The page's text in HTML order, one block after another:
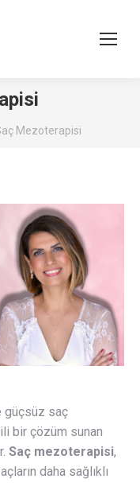
Mezoterapisi
güçsüz saç
bir çözüm sunan
Saç mezoterapisi,
daha sağlıklı